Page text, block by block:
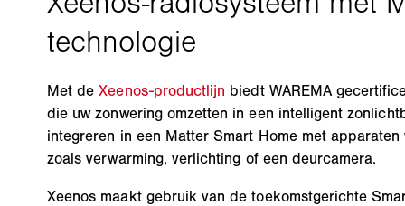
Met deXeenos-productlijn biedt WAREMA
die uw zonwering omzetten in een intelligent
integreren in een Matter Smart Home met
zoals verwarming, verlichting of een deurcamera.
Xeenos maakt gebruik van de toekomstgerichte